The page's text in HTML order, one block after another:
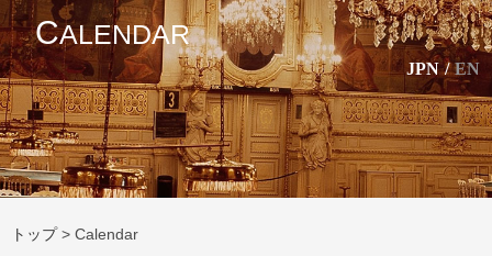
CALENDAR
JPN / EN
トップ> Calendar